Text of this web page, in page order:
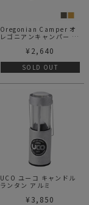
Oregonian Camper オ
レゴニアンキャンパー キ
¥ 2,640
SOLD OUT
UCO ユーコ キャンドル
ランタン アルミ
¥ 3,850